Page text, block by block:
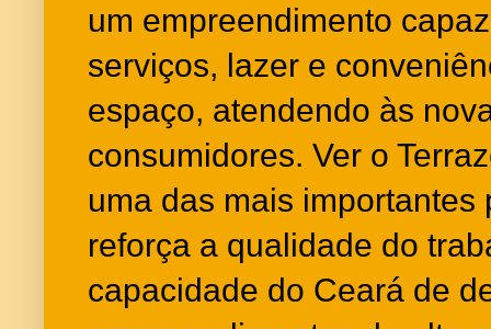
um empreendimento
serviços, lazer e
espaço, atendendo às
consumidores. Ver o
uma das mais importantes
reforça a qualidade do
capacidade do Ceará de